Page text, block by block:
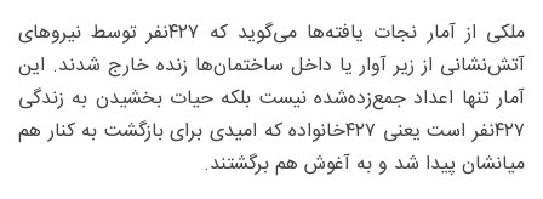
ملکی از آمار نجات یافته‌ها می‌گوید که ۴۲۷‌نفر توسط نیروهای
آتش‌نشانی از زیر آوار یا داخل ساختمان‌ها زنده خارج شدند. این
آمار تنها اعداد جمع‌زده‌شده نیست بلکه حیات بخشیدن به زندگی
۴۲۷‌نفر است یعنی ۴۲۷خانواده که امیدی برای بازگشت به کنار هم
میانشان پیدا شد و به آغوش هم برگشتند.